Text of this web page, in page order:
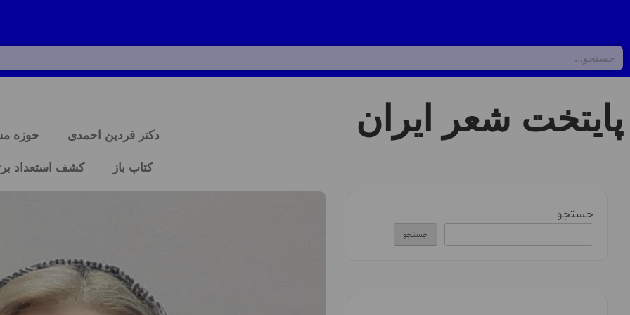
پایتخت شعر ایران دکتر فردین احمدی حوزه
کتاب باز کشف استعداد
جستجو
جستجو